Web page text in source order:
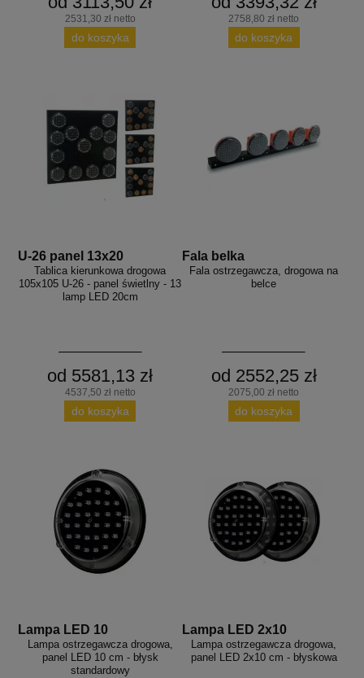
2531,30 zł netto
do koszyka
2758,80 zł netto
do koszyka
U-26 panel 13x20
Tablica kierunkowa drogowa
105x105 U-26 - panel świetlny - 13
lamp LED 20cm
od 5581,13 zł
4537,50 zł netto
do koszyka
Fala belka
Fala ostrzegawcza, drogowa na
belce
od 2552,25 zł
2075,00 zł netto
do koszyka
Lampa LED 10
Lampa ostrzegawcza drogowa,
panel LED 10 cm - błysk
standardowy
Lampa LED 2x10
Lampa ostrzegawcza drogowa,
panel LED 2x10 cm - błyskowa